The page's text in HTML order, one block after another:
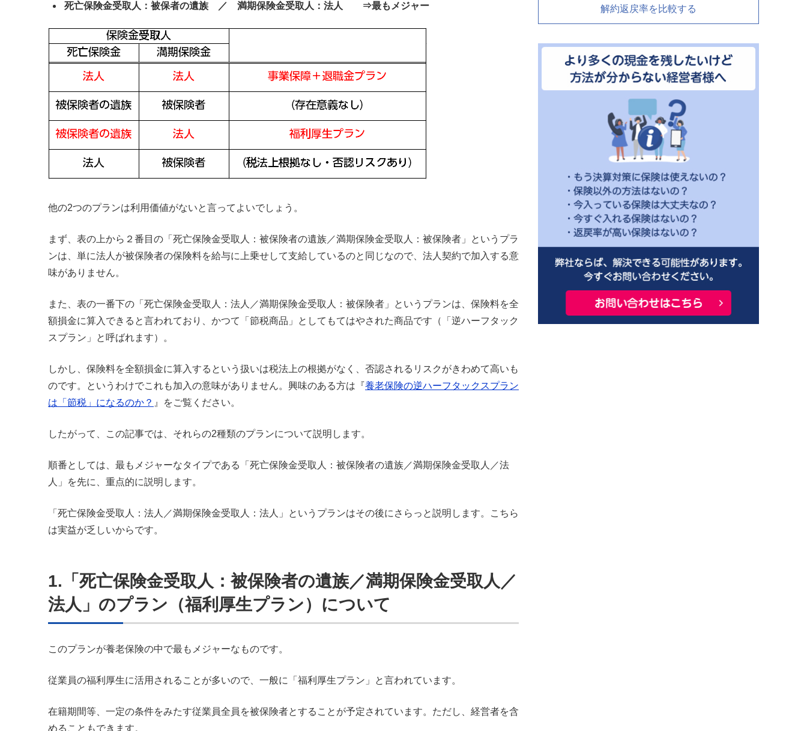
死亡保険金受取人：被保者の遺族 ／ 満期保険金受取人：法人 ⇒最もメジャー
他の2つのプランは利用価値がないと言ってよいでしょう。
まず、表の上から２番目の「死亡保険金受取人：被保険者の遺族／満期保険金受取人：被保険者」というプラ
ンは、単に法人が被保険者の保険料を給与に上乗せして支給しているのと同じなので、法人契約で加入する意
味がありません。
また、表の一番下の「死亡保険金受取人：法人／満期保険金受取人：被保険者」というプランは、保険料を全
額損金に算入できると言われており、かつて「節税商品」としてもてはやされた商品です（「逆ハーフタック
スプラン」と呼ばれます）。
しかし、保険料を全額損金に算入するという扱いは税法上の根拠がなく、否認されるリスクがきわめて高いも
のです。というわけでこれも加入の意味がありません。興味のある方は『養老保険の逆ハーフタックスプラン
は「節税」になるのか？ 』をご覧ください。
したがって、この記事では、それらの2種類のプランについて説明します。
順番としては、最もメジャーなタイプである「死亡保険金受取人：被保険者の遺族／満期保険金受取人／法
人」を先に、重点的に説明します。
「死亡保険金受取人：法人／満期保険金受取人：法人」というプランはその後にさらっと説明します。こちら
は実益が乏しいからです。
1.「死亡保険金受取人：被保険者の遺族／満期保険金受取人／
法人」のプラン（福利厚生プラン）について
このプランが養老保険の中で最もメジャーなものです。
従業員の福利厚生に活用されることが多いので、一般に「福利厚生プラン」と言われています。
在籍期間等、一定の条件をみたす従業員全員を被保険者とすることが予定されています。ただし、経営者を含
めることもできます。
解約返戻率を比較する